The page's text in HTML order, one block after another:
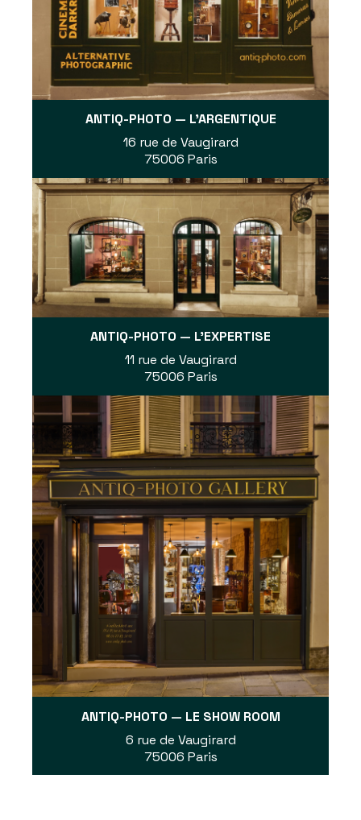
ANTIQ-PHOTO — L'ARGENTIQUE
16 rue de Vaugirard
75006 Paris
ANTIQ-PHOTO — L'EXPERTISE
11 rue de Vaugirard
75006 Paris
ANTIQ-PHOTO — LE SHOW ROOM
6 rue de Vaugirard
75006 Paris